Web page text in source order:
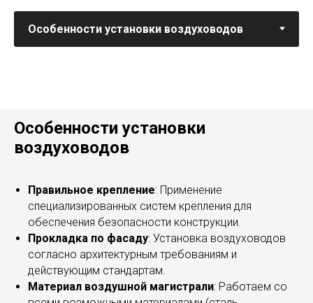
Особенности установки
воздуховодов
Правильное крепление: Применение
специализированных систем крепления для
обеспечения безопасности конструкции.
Прокладка по фасаду: Установка воздуховодов
согласно архитектурным требованиям и
действующим стандартам.
Материал воздушной магистрали: Работаем со